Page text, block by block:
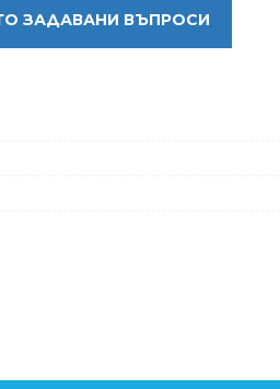
ЗАДАВАНИ ВЪПРОСИ